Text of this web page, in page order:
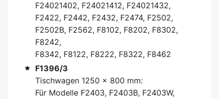
F24021402, F24021412, F24021432,
F2422, F2442, F2432, F2474, F2502,
F2502B, F2562, F8102, F8202, F8302,
F8242,
F8342, F8122, F8222, F8322, F8462
F1396/3
Tischwagen 1250 x 800 mm:
Für Modelle F2403, F2403B, F2403W,